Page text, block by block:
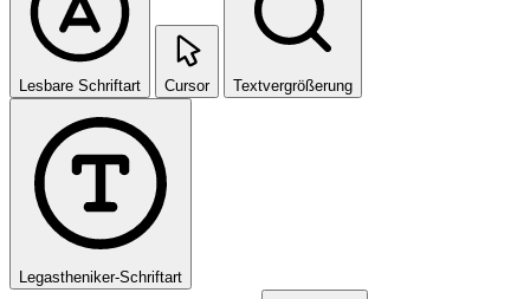
Lesbare Schriftart Cursor Textvergrößerung
Legastheniker-Schriftart